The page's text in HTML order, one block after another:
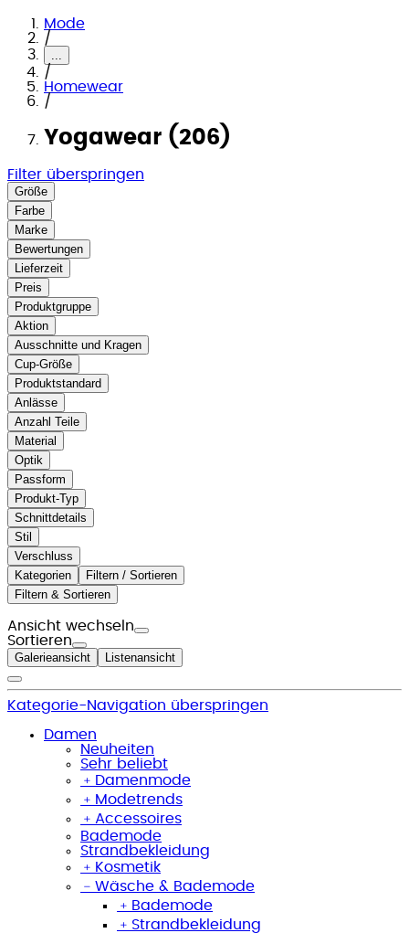
Mode
/
...
/
Homewear
/
Yogawear (206)
Filter überspringen
Größe
Farbe
Marke
Bewertungen
Lieferzeit
Preis
Produktgruppe
Aktion
Ausschnitte und Kragen
Cup-Größe
Produktstandard
Anlässe
Anzahl Teile
Material
Optik
Passform
Produkt-Typ
Schnittdetails
Stil
Verschluss
Kategorien
Filtern / Sortieren
Filtern & Sortieren
Ansicht wechseln
Sortieren
Galerieansicht Listenansicht
Kategorie-Navigation überspringen
Damen
Neuheiten
Sehr beliebt
﹢ Damenmode
﹢ Modetrends
﹢ Accessoires
Bademode
Strandbekleidung
﹢ Kosmetik
﹣ Wäsche & Bademode
﹢ Bademode
﹢ Strandbekleidung